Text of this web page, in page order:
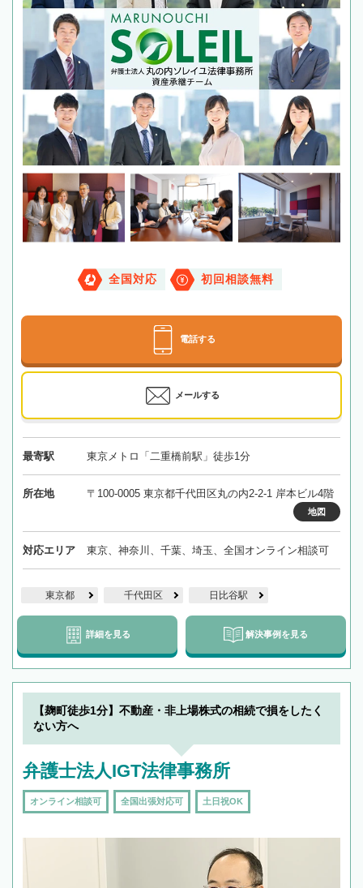
全国対応 初回相談無料
電話する
メールする
最寄駅 東京メトロ「二重橋前駅」徒歩1分
所在地 〒100-0005 東京都千代田区丸の内2-2-1 岸本ビル4階
地図
対応エリア 東京、神奈川、千葉、埼玉、全国オンライン相談可
東京都 千代田区 日比谷駅
詳細を見る 解決事例を見る
【麹町徒歩1分】不動産・非上場株式の相続で損をしたく
ない方へ
弁護士法人IGT法律事務所
オンライン相談可 全国出張対応可 土日祝OK